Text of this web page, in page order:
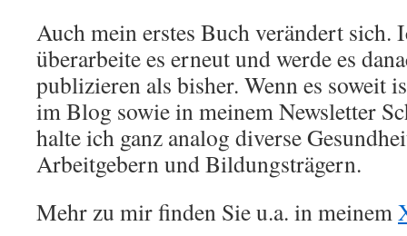
Auch mein erstes Buch verändert sich.
überarbeite es erneut und werde es
publizieren als bisher. Wenn es soweit
im Blog sowie in meinem Newsletter
halte ich ganz analog diverse
Arbeitgebern und Bildungsträgern.
Mehr zu mir finden Sie u.a. in meinem